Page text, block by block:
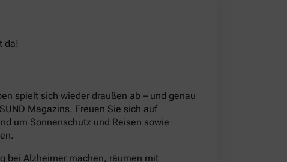
da!
spielt sich wieder draußen ab – und genau
Magazins. Freuen Sie sich auf
um Sonnenschutz und Reisen sowie
bei Alzheimer machen, räumen mit